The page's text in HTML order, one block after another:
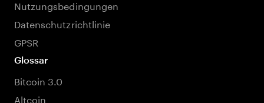
Nutzungsbedingungen
Datenschutzrichtlinie
GPSR
Glossar
Bitcoin 3.0
Altcoin